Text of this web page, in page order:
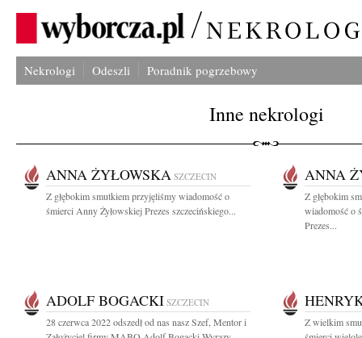
Nekrologi Odeszli Poradnik pogrzebowy
Inne nekrologi
ANNA ŻYŁOWSKA SZCZECIN
Z głębokim smutkiem przyjęliśmy wiadomość o
śmierci Anny Żyłowskiej Prezes szczecińskiego...
ANNA
Z głębokim
wiadomość o
Prezes...
ADOLF BOGACKI SZCZECIN
28 czerwca 2022 odszedł od nas nasz Szef, Mentor i
Z wielkim